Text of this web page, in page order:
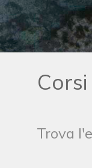
Trova